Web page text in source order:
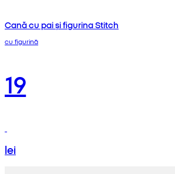
Cană cu pai și figurina Stitch
cu figurină
19
lei